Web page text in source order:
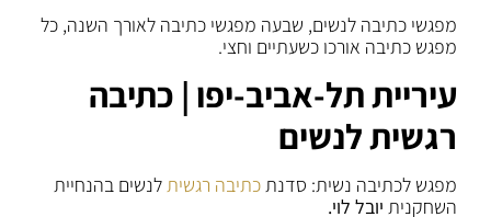
מפגשי כתיבה לנשים, שבעה מפגשי כתיבה לאורך השנה, כל
מפגש כתיבה אורכו כשעתיים וחצי.
עיריית תל-אביב-יפו | כתיבה
רגשית לנשים
מפגש לכתיבה נשית: סדנתכתיבה רגשיתלנשים בהנחיית
השחקנית יובל לוי.